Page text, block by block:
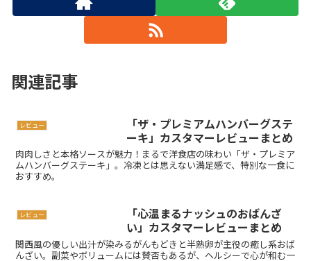
関連記事
レビュー
「ザ・プレミアムハンバーグステ
ーキ」カスタマーレビューまとめ
肉肉しさと本格ソースが魅力！まるで洋食店の味わい「ザ・プレミア
ムハンバーグステーキ」。冷凍とは思えない満足感で、特別な一食に
おすすめ。
レビュー
「心温まるナッシュのおばんざ
い」カスタマーレビューまとめ
関西風の優しい出汁が染みるがんもどきと半熟卵が主役の癒し系おば
んざい。副菜やボリュームには賛否もあるが、ヘルシーで心が和む一